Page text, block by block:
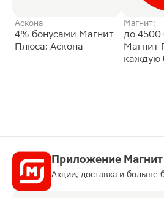
Аскона
4% бонусами Магнит
Плюса: Аскона
Магнит:
до 4500
Магнит
каждую
Приложение Магнит
Акции, доставка и больше